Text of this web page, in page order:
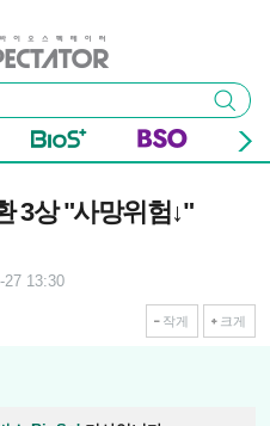
터
검색
3상 "사망위험↓"
27 13:30
작게 크게